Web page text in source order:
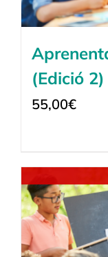
(Edició 2)
55,00€